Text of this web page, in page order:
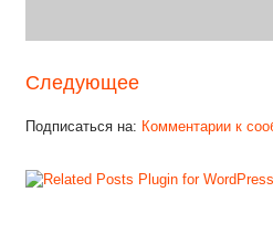
Следующее
Подписаться на: Комментарии к